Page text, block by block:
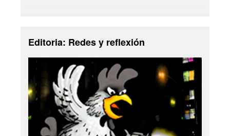
Editoria: Redes y reflexión